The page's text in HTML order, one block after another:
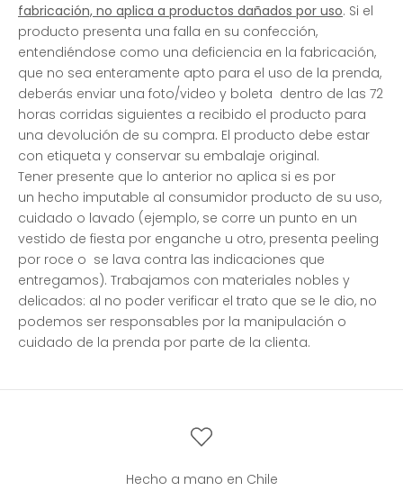
fabricación, no aplica a productos dañados por uso. Si el
producto presenta una falla en su confección,
entendiéndose como una deficiencia en la fabricación,
que no sea enteramente apto para el uso de la prenda,
deberás enviar una foto/video y boleta dentro de las 72
horas corridas siguientes a recibido el producto para
una devolución de su compra. El producto debe estar
con etiqueta y conservar su embalaje original.
Tener presente que lo anterior no aplica si es por
un hecho imputable al consumidor producto de su uso,
cuidado o lavado (ejemplo, se corre un punto en un
vestido de fiesta por enganche u otro, presenta peeling
por roce o se lava contra las indicaciones que
entregamos). Trabajamos con materiales nobles y
delicados: al no poder verificar el trato que se le dio, no
podemos ser responsables por la manipulación o
cuidado de la prenda por parte de la clienta.
Hecho a mano en Chile